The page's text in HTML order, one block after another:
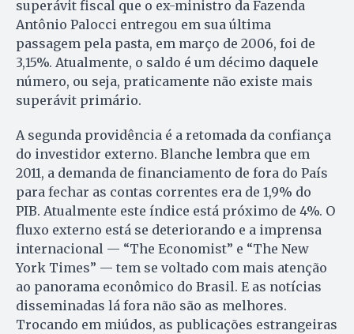
superávit fiscal que o ex-ministro da Fazenda
Antônio Palocci entregou em sua última
passagem pela pasta, em março de 2006, foi de
3,15%. Atualmente, o saldo é um décimo daquele
número, ou seja, praticamente não existe mais
superávit primário.
A segunda providência é a retomada da confiança
do investidor externo. Blanche lembra que em
2011, a demanda de financiamento de fora do País
para fechar as contas correntes era de 1,9% do
PIB. Atualmente este índice está próximo de 4%. O
fluxo externo está se deteriorando e a imprensa
internacional — “The Economist” e “The New
York Times” — tem se voltado com mais atenção
ao panorama econômico do Brasil. E as notícias
disseminadas lá fora não são as melhores.
Trocando em miúdos, as publicações estrangeiras